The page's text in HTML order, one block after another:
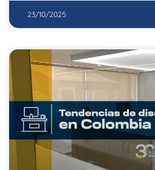
23/10/2025